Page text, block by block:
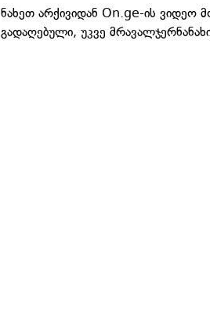
ნახეთ არქივიდან On.ge-ის ვიდეო
გადაღებული, უკვე